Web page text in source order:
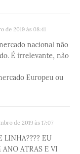
de 2019 às 08:41
nacional não
É irrelevante, não
Europeu ou
de 2019 às 17:07
LINHA???? EU
ANO ATRAS E VI